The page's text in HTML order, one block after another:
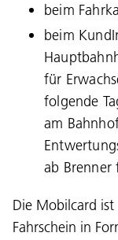
beim
beim
für
folgende
am
ab Brenner
Die Mobilcard
Fahrschein in